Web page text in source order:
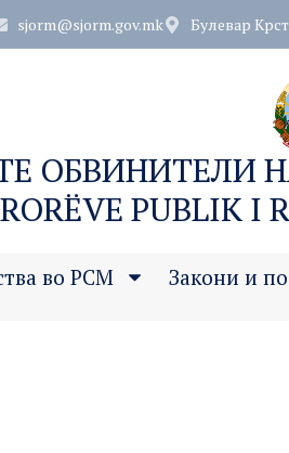
sjorm@sjorm.gov.mk Булевар
ОБВИНИТЕЛИ
PUBLIK I
во РСМ Закони и